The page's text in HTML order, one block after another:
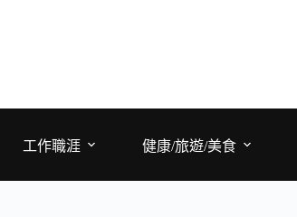
工作職涯 健康/旅遊/美食